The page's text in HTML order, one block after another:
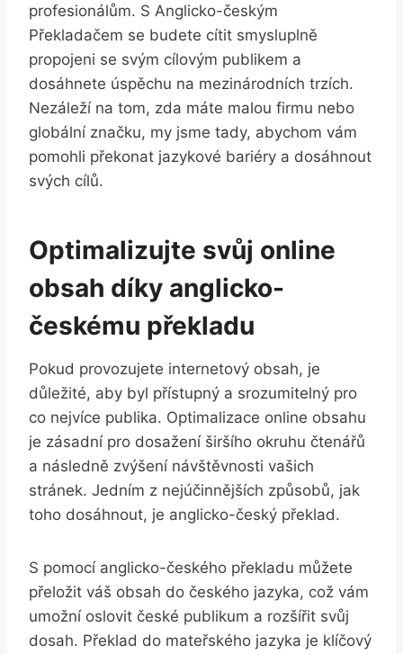
profesionálům. S Anglicko-českým
Překladačem se budete cítit smysluplně
propojeni se svým cílovým publikem a
dosáhnete úspěchu na mezinárodních trzích.
Nezáleží na tom, zda máte malou firmu nebo
globální značku, my jsme tady, abychom vám
pomohli překonat jazykové bariéry a dosáhnout
svých cílů.
Optimalizujte svůj online
obsah díky anglicko-
českému překladu
Pokud provozujete internetový obsah, je
důležité, aby byl přístupný a srozumitelný pro
co nejvíce publika. Optimalizace online obsahu
je zásadní pro dosažení širšího okruhu čtenářů
a následně zvýšení návštěvnosti vašich
stránek. Jedním z nejúčinnějších způsobů, jak
toho dosáhnout, je anglicko-český překlad.
S pomocí anglicko-českého překladu můžete
přeložit váš obsah do českého jazyka, což vám
umožní oslovit české publikum a rozšířit svůj
dosah. Překlad do mateřského jazyka je klíčový